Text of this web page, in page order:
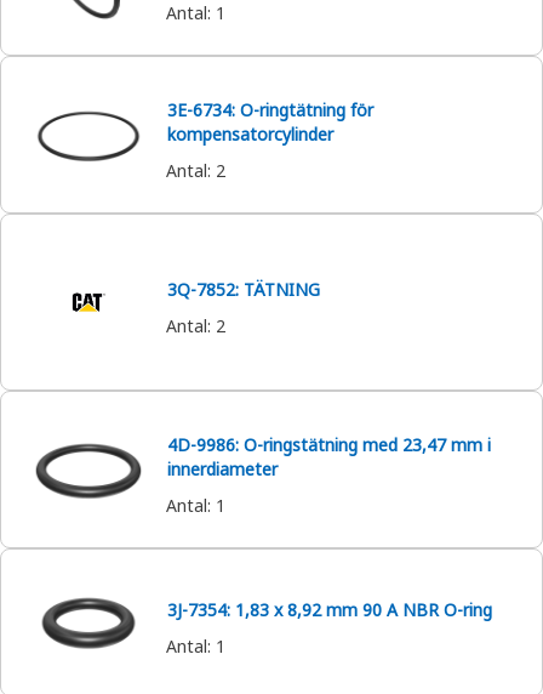
Antal: 1
3E-6734: O-ringtätning för
kompensatorcylinder
Antal: 2
3Q-7852: TÄTNING
Antal: 2
4D-9986: O-ringstätning med 23,47 mm i
innerdiameter
Antal: 1
3J-7354: 1,83 x 8,92 mm 90 A NBR O-ring
Antal: 1